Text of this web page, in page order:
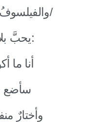
والفيلسوفُ يَشرحُ وردَ المغنِّي/
يحبَّ بلاداً ويرحل عنها:
أنا ما
سأضع
وأختارٌ